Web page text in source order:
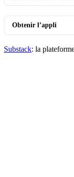
Obtenir l’appli
Substack: la